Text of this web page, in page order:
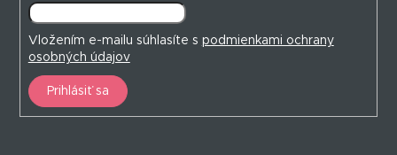
Vložením e-mailu súhlasíte s podmienkami ochrany
osobných údajov
Prihlásiť sa